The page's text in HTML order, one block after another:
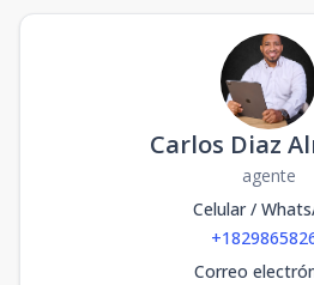
Carlos Diaz
agente
Celular /
Correo